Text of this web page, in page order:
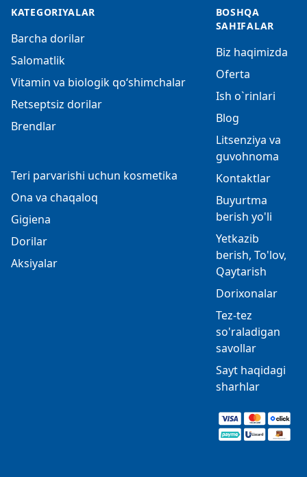
KATEGORIYALAR
Barcha dorilar
Salomatlik
Vitamin va biologik qo‘shimchalar
Retseptsiz dorilar
Brendlar
Teri parvarishi uchun kosmetika
Ona va chaqaloq
Gigiena
Dorilar
Aksiyalar
BOSHQA
SAHIFALAR
Biz haqimizda
Oferta
Ish o`rinlari
Blog
Litsenziya va
guvohnoma
Kontaktlar
Buyurtma
berish yo'li
Yetkazib
berish, To'lov,
Qaytarish
Dorixonalar
Tez-tez
so'raladigan
savollar
Sayt haqidagi
sharhlar